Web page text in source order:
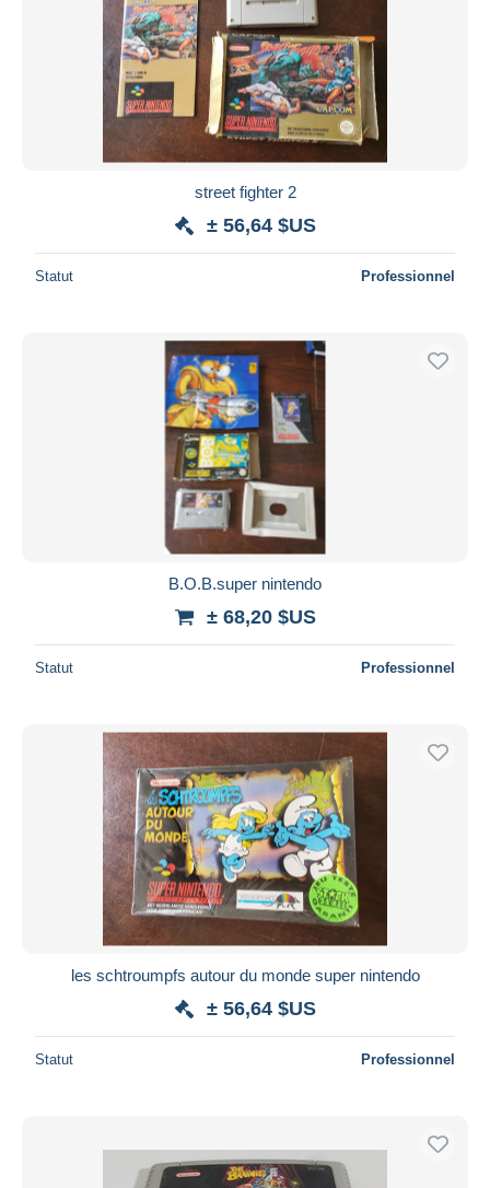
street fighter 2
± 56,64 $US
Statut Professionnel
B.O.B.super nintendo
± 68,20 $US
Statut Professionnel
les schtroumpfs autour du monde super nintendo
± 56,64 $US
Statut Professionnel